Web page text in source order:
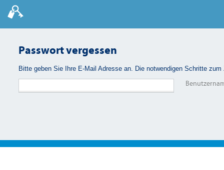
Passwort vergessen
Bitte geben Sie Ihre E-Mail Adresse an. Die notwendigen Schritte